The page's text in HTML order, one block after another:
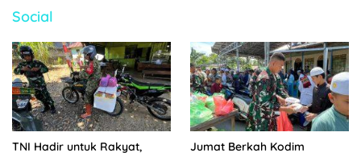
Social
TNI Hadir untuk Rakyat,
Jumat Berkah Kodim